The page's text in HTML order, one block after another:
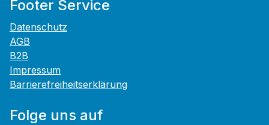
Footer Service
Datenschutz
AGB
B2B
Impressum
Barrierefreiheitserklärung
Folge uns auf